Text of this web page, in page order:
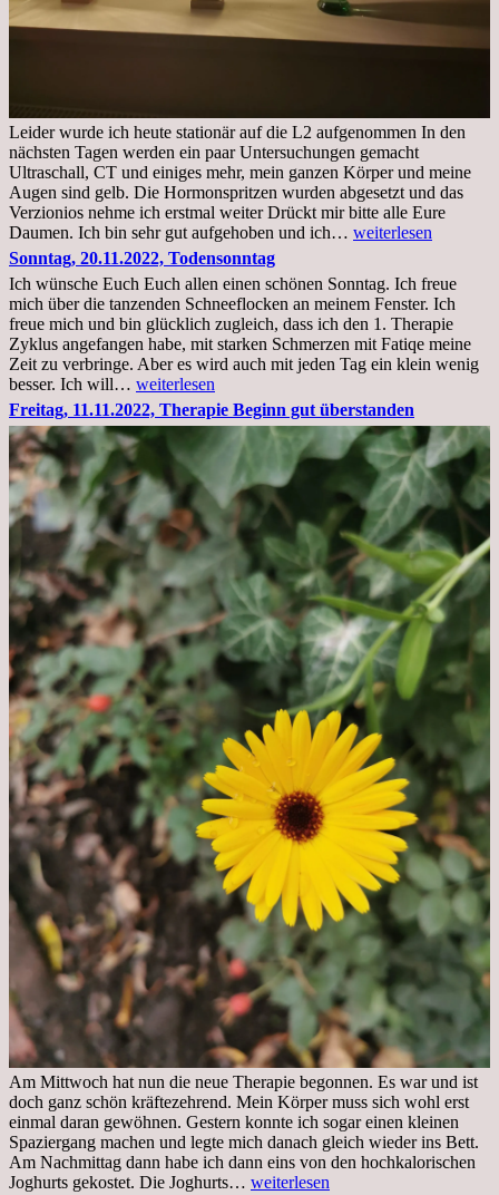
Leider wurde ich heute stationär auf die L2 aufgenommen In den
nächsten Tagen werden ein paar Untersuchungen gemacht
Ultraschall, CT und einiges mehr, mein ganzen Körper und meine
Augen sind gelb. Die Hormonspritzen wurden abgesetzt und das
Verzionios nehme ich erstmal weiter Drückt mir bitte alle Eure
Daumen. Ich bin sehr gut aufgehoben und ich… Mittwoch.
Krankenhaus
stationär
weiterlesen
Sonntag, 20.11.2022, Todensonntag
Ich wünsche Euch Euch allen einen schönen Sonntag. Ich freue
mich über die tanzenden Schneeflocken an meinem Fenster. Ich
freue mich und bin glücklich zugleich, dass ich den 1. Therapie
Zyklus angefangen habe, mit starken Schmerzen mit Fatiqe meine
Zeit zu verbringe. Aber es wird auch mit jeden Tag ein klein wenig
besser. Ich will… Sonntag,
20.11.2022,
Todensonntag
weiterlesen
Freitag, 11.11.2022, Therapie Beginn gut überstanden
Am Mittwoch hat nun die neue Therapie begonnen. Es war und ist
doch ganz schön kräftezehrend. Mein Körper muss sich wohl erst
einmal daran gewöhnen. Gestern konnte ich sogar einen kleinen
Spaziergang machen und legte mich danach gleich wieder ins Bett.
Am Nachmittag dann habe ich dann eins von den hochkalorischen
Joghurts gekostet. Die Joghurts… Freitag,
weiterlesen